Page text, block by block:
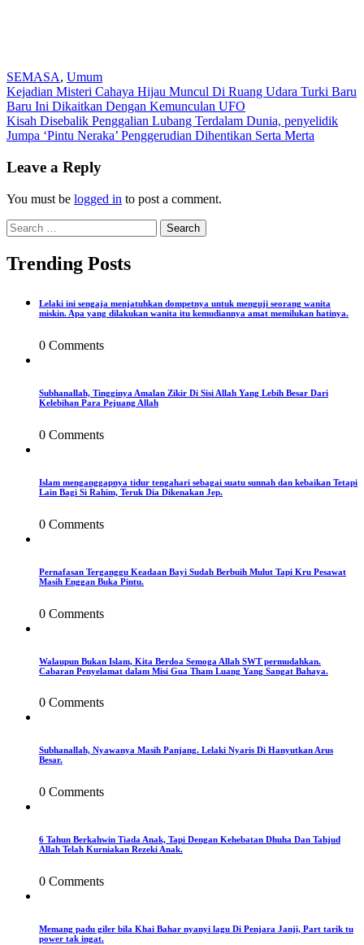
SEMASA, Umum
Post
navigation
Kejadian Misteri Cahaya Hijau Muncul Di Ruang Udara Turki Baru
Baru Ini Dikaitkan Dengan Kemunculan UFO
Kisah Disebalik Penggalian Lubang Terdalam Dunia, penyelidik
Jumpa ‘Pintu Neraka’ Penggerudian Dihentikan Serta Merta
Leave a Reply
You must be logged in to post a comment.
Search
for:
Trending Posts
Lelaki ini sengaja menjatuhkan dompetnya untuk menguji seorang wanita
miskin. Apa yang dilakukan wanita itu kemudiannya amat memilukan hatinya.
0 Comments
Subhanallah, Tingginya Amalan Zikir Di Sisi Allah Yang Lebih Besar Dari
Kelebihan Para Pejuang Allah
0 Comments
Islam menganggapnya tidur tengahari sebagai suatu sunnah dan kebaikan Tetapi
Lain Bagi Si Rahim, Teruk Dia Dikenakan Jep.
0 Comments
Pernafasan Terganggu Keadaan Bayi Sudah Berbuih Mulut Tapi Kru Pesawat
Masih Enggan Buka Pintu.
0 Comments
Walaupun Bukan Islam, Kita Berdoa Semoga Allah SWT permudahkan.
Cabaran Penyelamat dalam Misi Gua Tham Luang Yang Sangat Bahaya.
0 Comments
Subhanallah, Nyawanya Masih Panjang. Lelaki Nyaris Di Hanyutkan Arus
Besar.
0 Comments
6 Tahun Berkahwin Tiada Anak, Tapi Dengan Kehebatan Dhuha Dan Tahjud
Allah Telah Kurniakan Rezeki Anak.
0 Comments
Memang padu giler bila Khai Bahar nyanyi lagu Di Penjara Janji, Part tarik tu
power tak ingat.